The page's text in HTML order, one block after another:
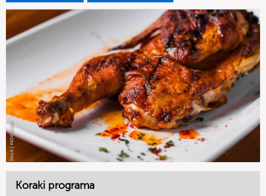
Koraki programa